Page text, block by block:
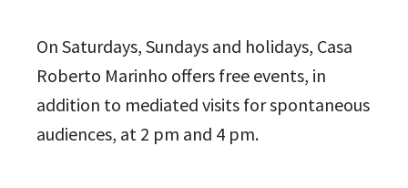
On Saturdays, Sundays and holidays, Casa
Roberto Marinho offers free events, in
addition to mediated visits for spontaneous
audiences, at 2 pm and 4 pm.